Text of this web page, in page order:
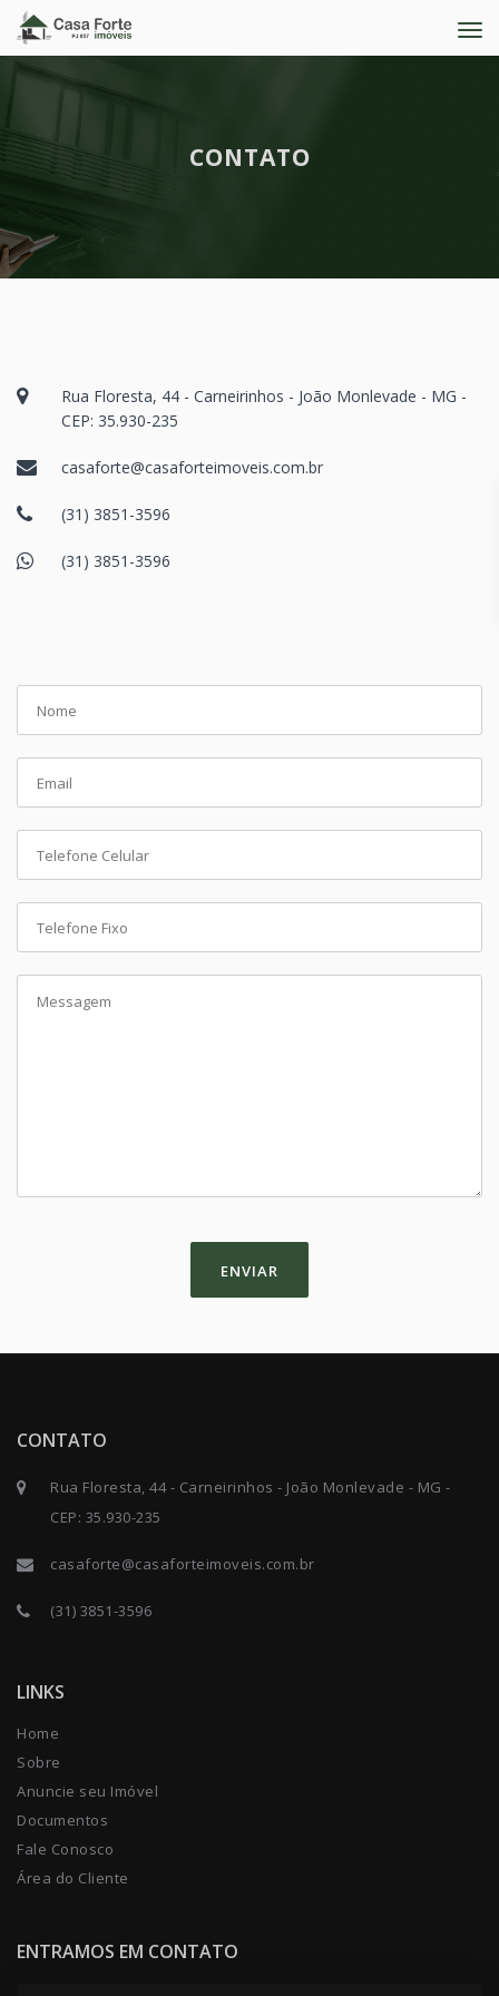
CONTATO
Rua Floresta, 44 - Carneirinhos - João Monlevade - MG -
CEP: 35.930-235
casaforte@casaforteimoveis.com.br
(31) 3851-3596
(31) 3851-3596
ENVIAR
CONTATO
Rua Floresta, 44 - Carneirinhos - João Monlevade - MG -
CEP: 35.930-235
casaforte@casaforteimoveis.com.br
(31) 3851-3596
LINKS
Home
Sobre
Anuncie seu Imóvel
Documentos
Fale Conosco
Área do Cliente
ENTRAMOS EM CONTATO